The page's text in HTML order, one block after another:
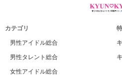
カテゴリ
男性アイドル総合
男性タレント総合
女性アイドル総合